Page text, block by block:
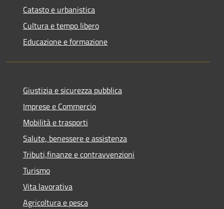
Catasto e urbanistica
Cultura e tempo libero
Educazione e formazione
Giustizia e sicurezza pubblica
Imprese e Commercio
Mobilità e trasporti
Salute, benessere e assistenza
Tributi,finanze e contravvenzioni
Turismo
Vita lavorativa
Agricoltura e pesca